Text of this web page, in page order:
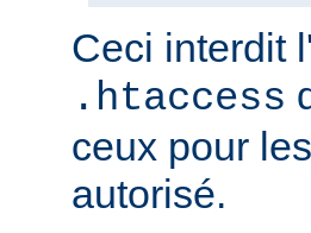
Ceci interdit
.htaccess
ceux pour
autorisé.